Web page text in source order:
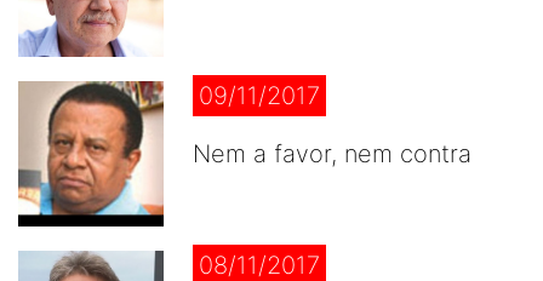
09/11/2017
Nem a favor, nem contra
08/11/2017